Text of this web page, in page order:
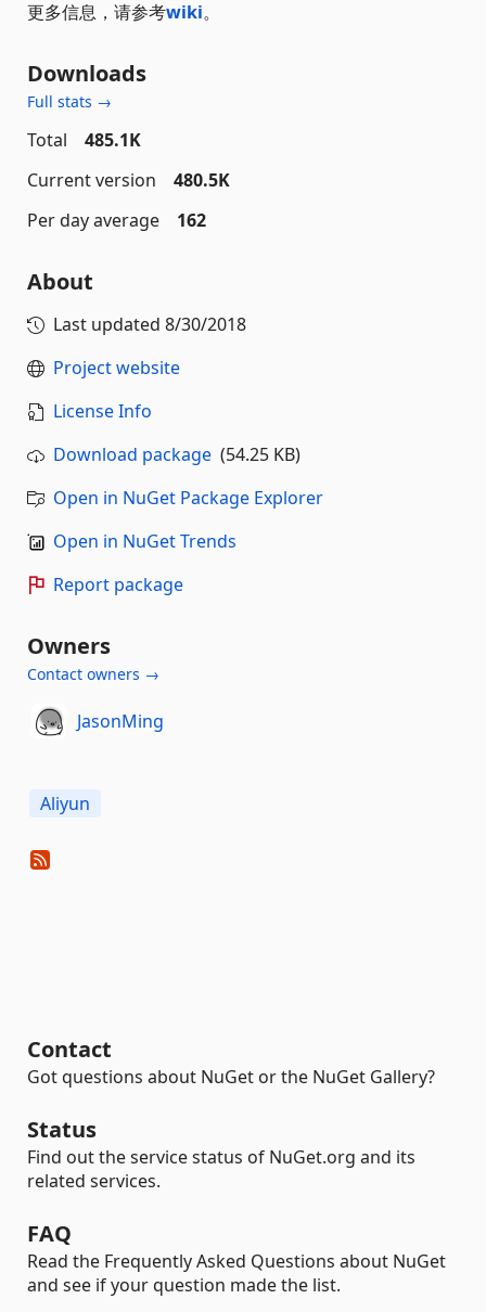
更多信息，请参考wiki。
Downloads
Full stats →
Total
485.1K
Current version
480.5K
Per day average
162
About
Last updated 8/30/2018
Project website
License Info
Download package (54.25 KB)
Open in NuGet Package Explorer
Open in NuGet Trends
Report package
Owners
Contact owners →
JasonMing
Aliyun
Contact
Got questions about NuGet or the NuGet Gallery?
Status
Find out the service status of NuGet.org and its
related services.
FAQ
Read the Frequently Asked Questions about NuGet
and see if your question made the list.